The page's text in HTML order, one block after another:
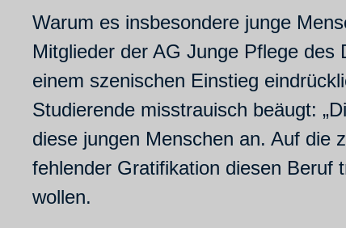
Warum es insbesondere junge
Mitglieder der AG Junge Pflege
einem szenischen Einstieg
Studierende misstrauisch beäugt:
diese jungen Menschen an. Auf die
fehlender Gratifikation diesen Beruf
wollen.